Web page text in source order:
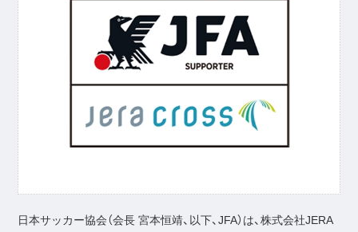
日本サッカー協会（会長 宮本恒靖、以下、JFA）は、株式会社JERA